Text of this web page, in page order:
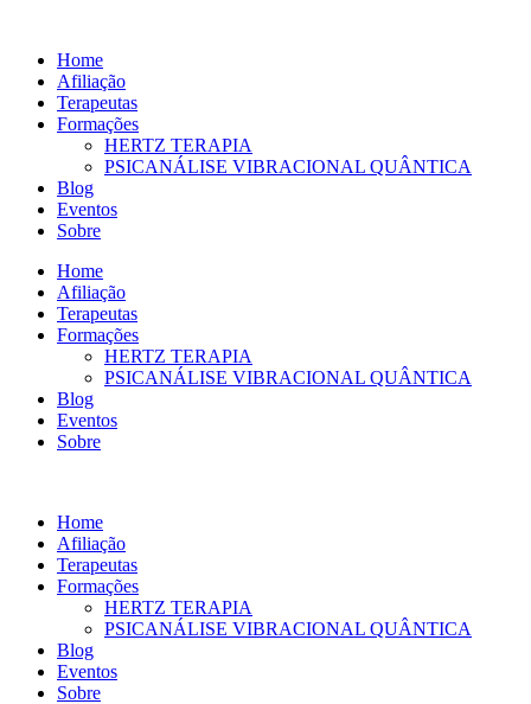
conteúdo
Home
Afiliação
Terapeutas
Formações
HERTZ TERAPIA
PSICANÁLISE VIBRACIONAL QUÂNTICA
Blog
Eventos
Sobre
Home
Afiliação
Terapeutas
Formações
HERTZ TERAPIA
PSICANÁLISE VIBRACIONAL QUÂNTICA
Blog
Eventos
Sobre
Home
Afiliação
Terapeutas
Formações
HERTZ TERAPIA
PSICANÁLISE VIBRACIONAL QUÂNTICA
Blog
Eventos
Sobre